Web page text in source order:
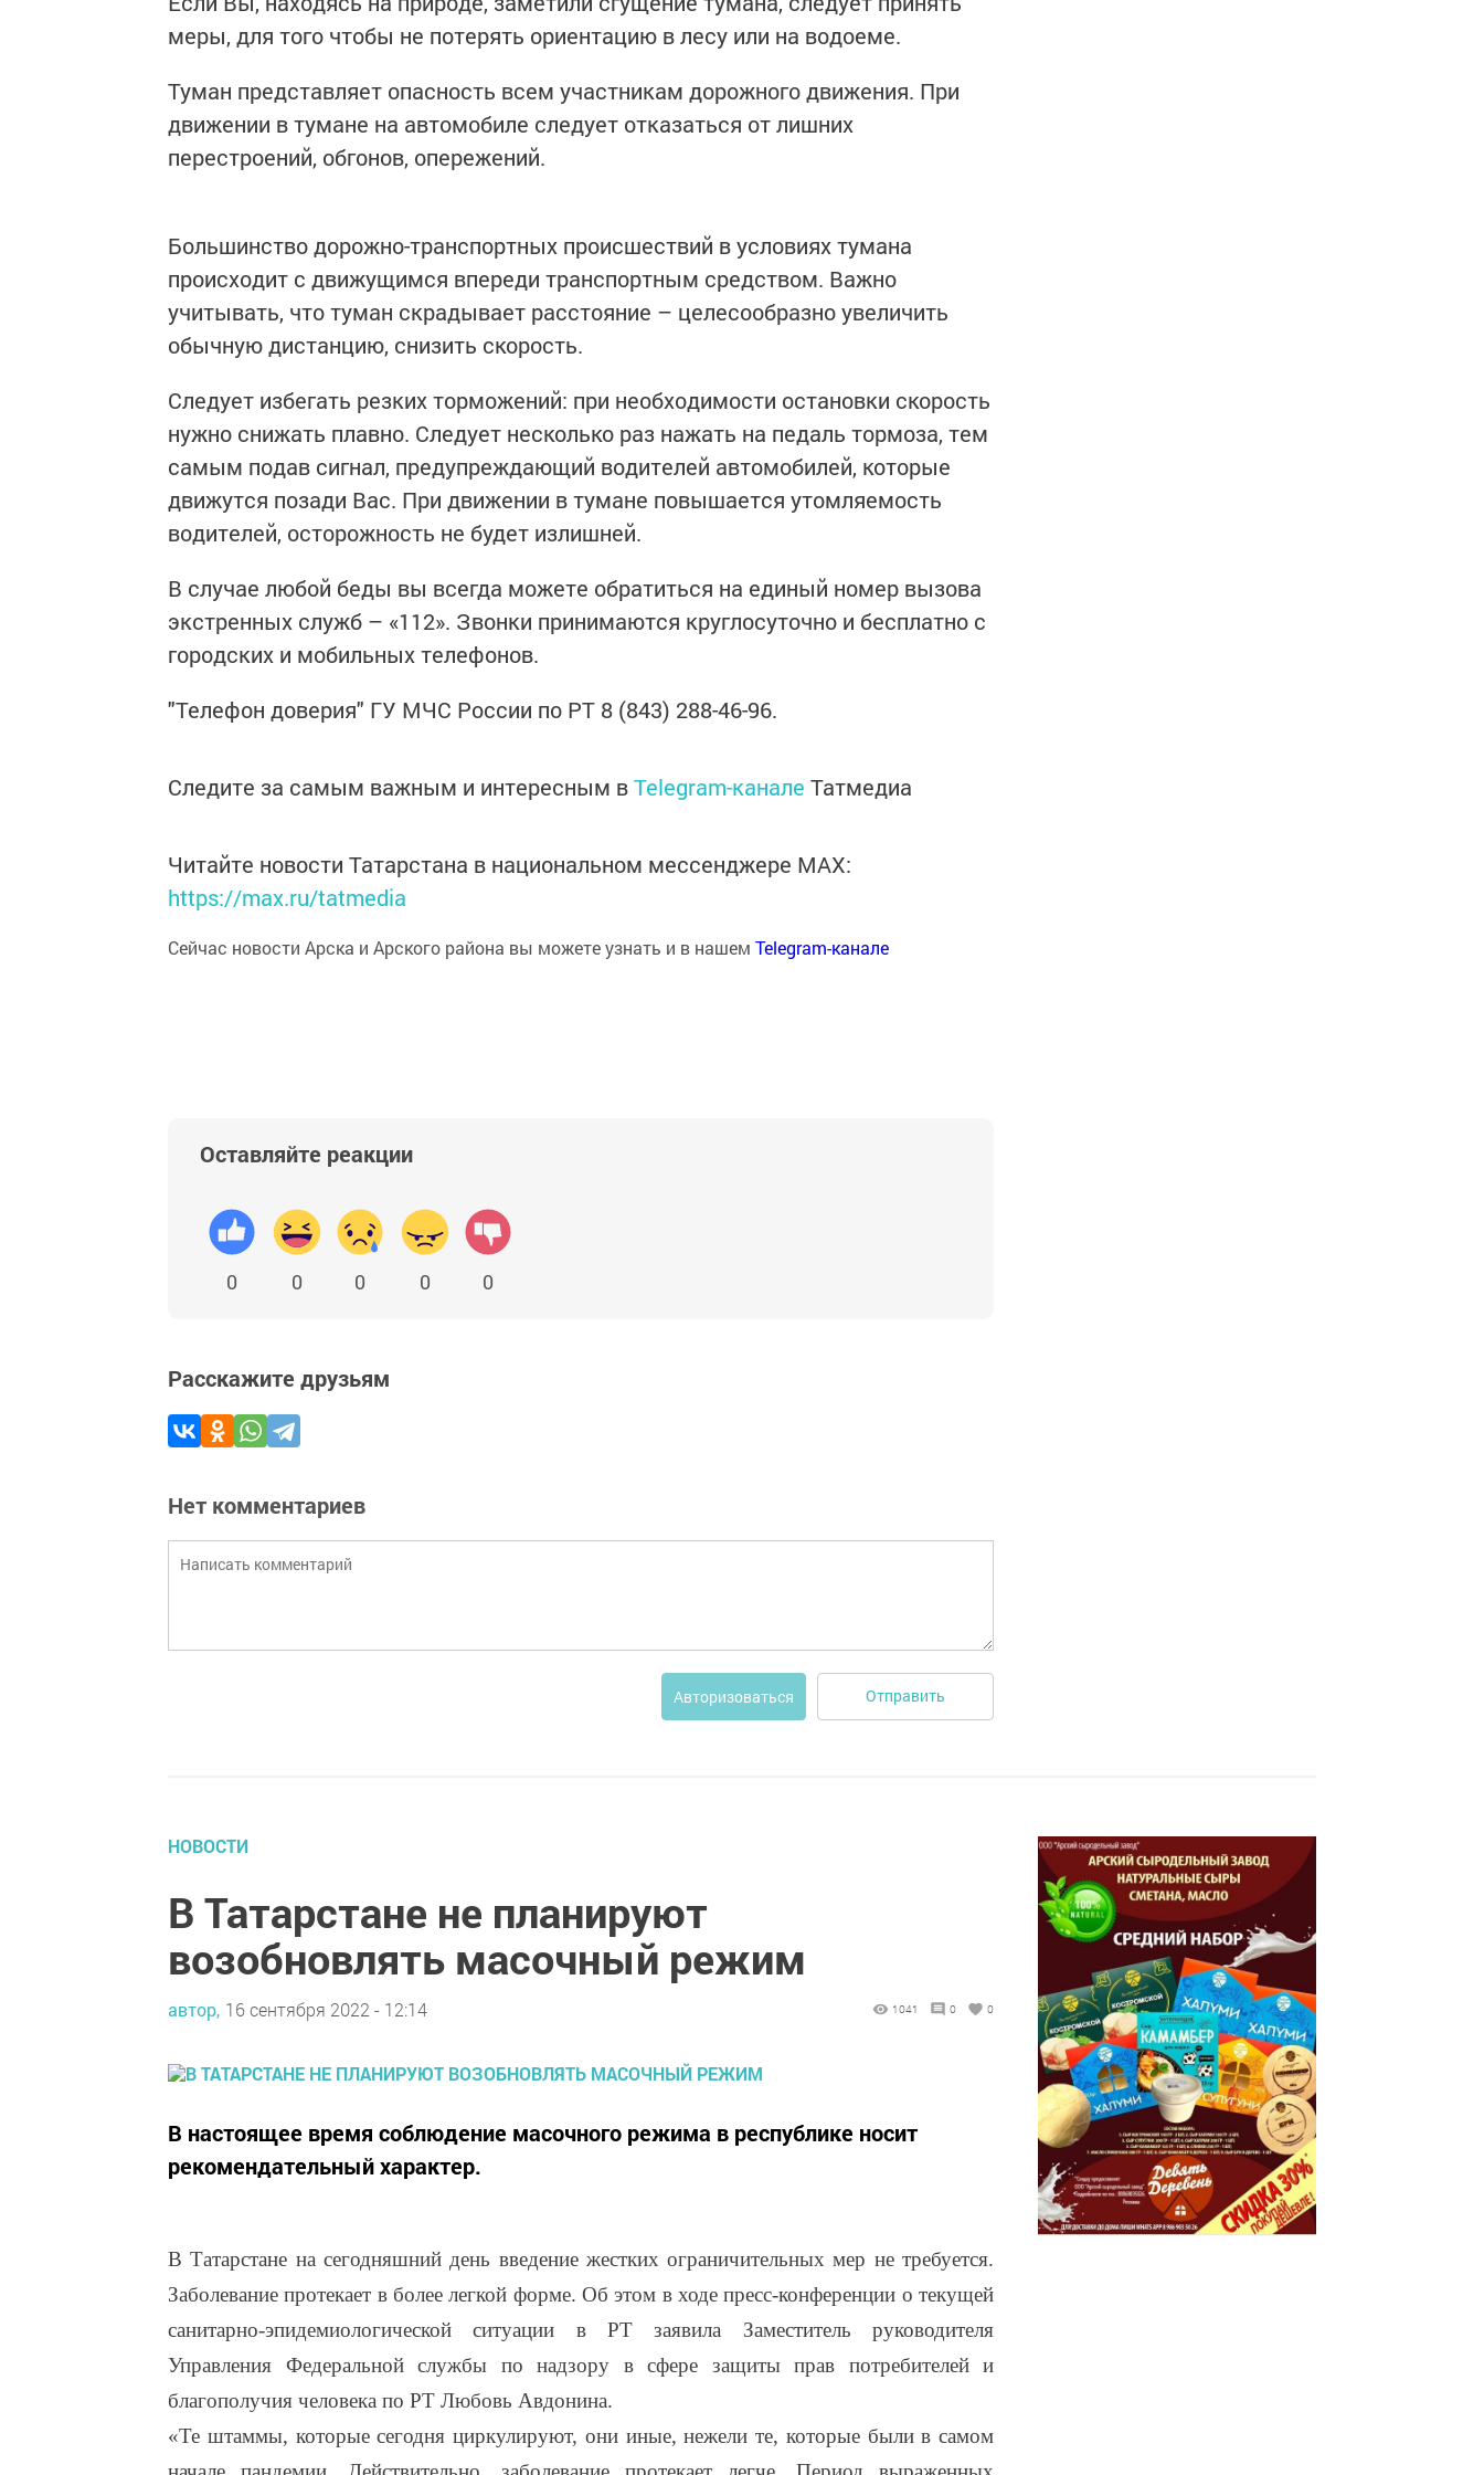
меры, для того чтобы не потерять ориентацию в лесу или на водоеме.
Туман представляет опасность всем участникам дорожного движения. При
движении в тумане на автомобиле следует отказаться от лишних
перестроений, обгонов, опережений.
Большинство дорожно-транспортных происшествий в условиях тумана
происходит с движущимся впереди транспортным средством. Важно
учитывать, что туман скрадывает расстояние – целесообразно увеличить
обычную дистанцию, снизить скорость.
Следует избегать резких торможений: при необходимости остановки скорость
нужно снижать плавно. Следует несколько раз нажать на педаль тормоза, тем
самым подав сигнал, предупреждающий водителей автомобилей, которые
движутся позади Вас. При движении в тумане повышается утомляемость
водителей, осторожность не будет излишней.
В случае любой беды вы всегда можете обратиться на единый номер вызова
экстренных служб – «112». Звонки принимаются круглосуточно и бесплатно с
городских и мобильных телефонов.
"Телефон доверия" ГУ МЧС России по РТ 8 (843) 288-46-96.
Следите за самым важным и интересным вTelegram-канале Татмедиа
Читайте новости Татарстана в национальном мессенджере MАХ:
https://max.ru/tatmedia
Сейчас новости Арска и Арского района вы можете узнать и в нашем Telegram-канале
Оставляйте реакции
0 0 0 0 0
Расскажите друзьям
Нет комментариев
Авторизоваться Отправить
НОВОСТИ
В Татарстане не планируют
возобновлять масочный режим
автор, 16 сентября 2022 - 12:14 1041 0 0
В настоящее время соблюдение масочного режима в республике носит
рекомендательный характер.
В Татарстане на сегодняшний день введение жестких ограничительных мер не требуется.
Заболевание протекает в более легкой форме. Об этом в ходе пресс-конференции о текущей
санитарно-эпидемиологической ситуации в РТ заявила Заместитель руководителя
Управления Федеральной службы по надзору в сфере защиты прав потребителей и
благополучия человека по РТ Любовь Авдонина.
«Те штаммы, которые сегодня циркулируют, они иные, нежели те, которые были в самом